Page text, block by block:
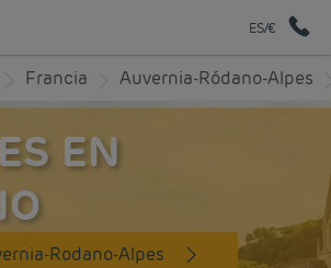
ES/€
Francia Auvernia-Ródano-Alpes
EN
Rodano-Alpes